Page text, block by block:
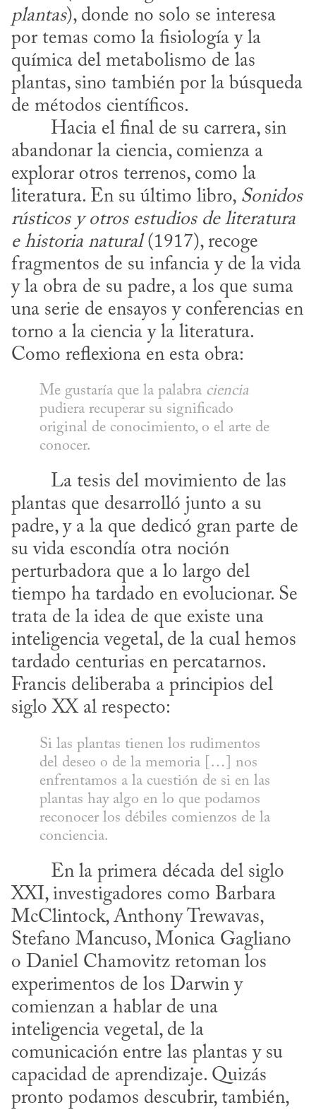
plantas), donde no solo se interesa
por temas como la fisiología y la
química del metabolismo de las
plantas, sino también por la búsqueda
de métodos científicos.
abandonar la ciencia, comienza a
explorar otros terrenos, como la
literatura. En su último libro, Sonidos
rústicos y otros estudios de literatura
e historia natural (1917), recoge
fragmentos de su infancia y de la vida
y la obra de su padre, a los que suma
una serie de ensayos y conferencias en
torno a la ciencia y la literatura.
Como reflexiona en esta obra:
Me gustaría que la palabra ciencia
pudiera recuperar su significado
original de conocimiento, o el arte de
conocer.
plantas que desarrolló junto a su
padre, y a la que dedicó gran parte de
su vida escondía otra noción
perturbadora que a lo largo del
tiempo ha tardado en evolucionar. Se
trata de la idea de que existe una
inteligencia vegetal, de la cual hemos
tardado centurias en percatarnos.
Francis deliberaba a principios del
siglo XX al respecto:
Si las plantas tienen los rudimentos
del deseo o de la memoria […] nos
enfrentamos a la cuestión de si en las
plantas hay algo en lo que podamos
reconocer los débiles comienzos de la
conciencia.
XXI, investigadores como Barbara
McClintock, An­thony Trewavas,
Stefano Mancuso, Monica Gagliano
o Daniel Chamovitz retoman los
experimentos de los Darwin y
comienzan a hablar de una
inteligencia vegetal, de la
comunicación entre las plantas y su
capacidad de aprendizaje. Quizás
pronto podamos descubrir, también,